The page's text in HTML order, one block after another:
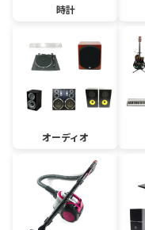
時計
オーディオ